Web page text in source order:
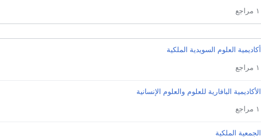
١ مراجع
أكاديمية العلوم السويدية الملكية
١ مراجع
الأكاديمية البافارية للعلوم والعلوم الإنسانية
١ مراجع
الجمعية الملكية